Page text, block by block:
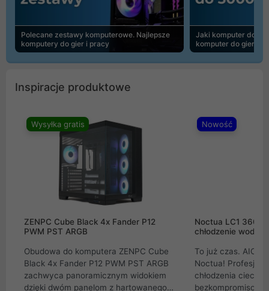
Polecane zestawy komputerowe. Najlepsze
komputery do gier i pracy
Jaki komputer do
komputer do gier |
Inspiracje produktowe
Wysyłka gratis
ZENPC Cube Black 4x Fander P12
PWM PST ARGB
Obudowa do komputera ZENPC Cube
Black 4x Fander P12 PWM PST ARGB
zachwyca panoramicznym widokiem
dzięki dwóm panelom z hartowanego
Nowość
Noctua LC1
chłodzenie wodne
To już czas. AIO
Noctua!
chłodzenia cieczą